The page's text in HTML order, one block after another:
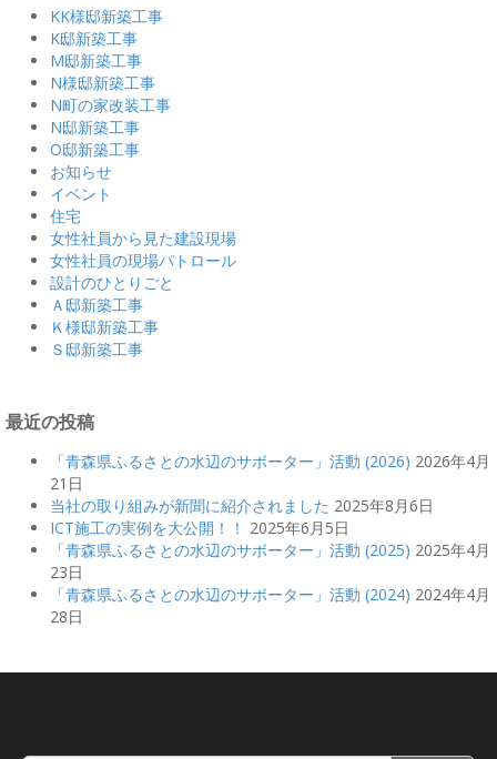
KK様邸新築工事
K邸新築工事
M邸新築工事
N様邸新築工事
N町の家改装工事
N邸新築工事
O邸新築工事
お知らせ
イベント
住宅
女性社員から見た建設現場
女性社員の現場パトロール
設計のひとりごと
Ａ邸新築工事
Ｋ様邸新築工事
Ｓ邸新築工事
最近の投稿
「青森県ふるさとの水辺のサポーター」活動 (2026) 2026年4月
21日
当社の取り組みが新聞に紹介されました 2025年8月6日
ICT施工の実例を大公開！！ 2025年6月5日
「青森県ふるさとの水辺のサポーター」活動 (2025) 2025年4月
23日
「青森県ふるさとの水辺のサポーター」活動 (2024) 2024年4月
28日